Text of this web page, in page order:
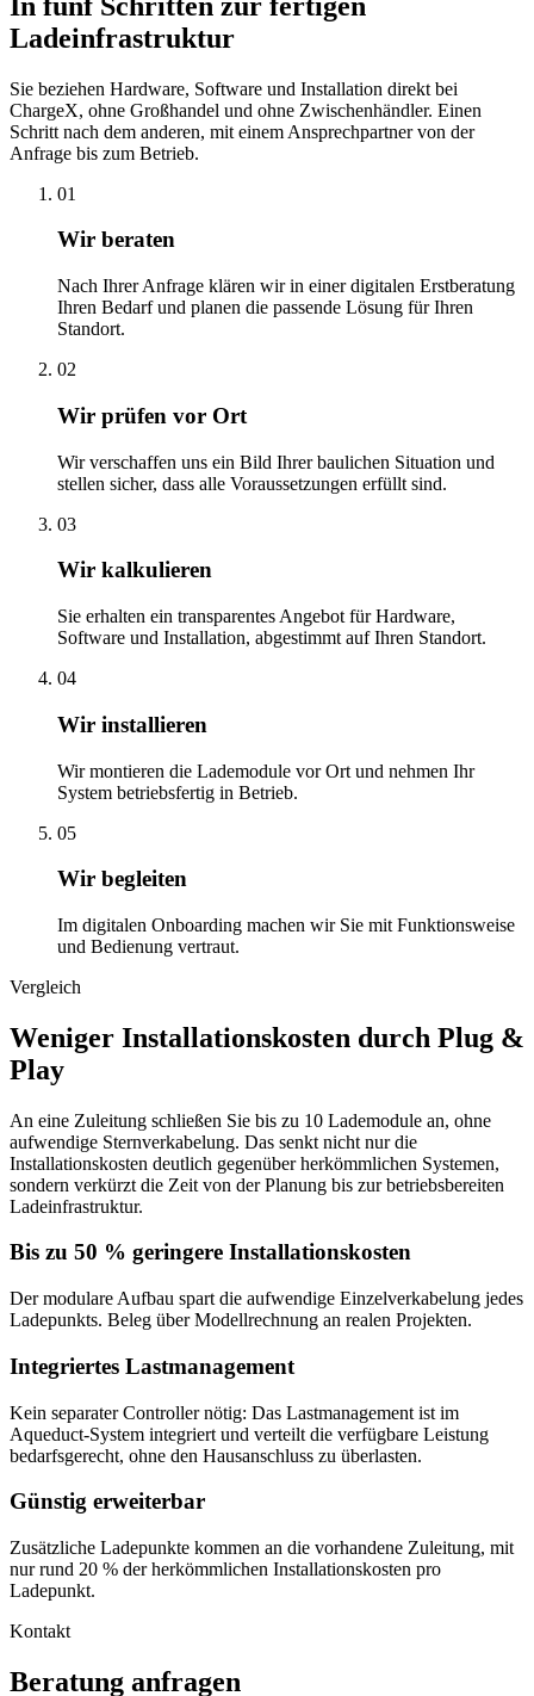
Ladeinfrastruktur
Sie beziehen Hardware, Software und Installation direkt bei
ChargeX, ohne Großhandel und ohne Zwischenhändler. Einen
Schritt nach dem anderen, mit einem Ansprechpartner von der
Anfrage bis zum Betrieb.
01
Wir beraten
Nach Ihrer Anfrage klären wir in einer digitalen Erstberatung
Ihren Bedarf und planen die passende Lösung für Ihren
Standort.
02
Wir prüfen vor Ort
Wir verschaffen uns ein Bild Ihrer baulichen Situation und
stellen sicher, dass alle Voraussetzungen erfüllt sind.
03
Wir kalkulieren
Sie erhalten ein transparentes Angebot für Hardware,
Software und Installation, abgestimmt auf Ihren Standort.
04
Wir installieren
Wir montieren die Lademodule vor Ort und nehmen Ihr
System betriebsfertig in Betrieb.
05
Wir begleiten
Im digitalen Onboarding machen wir Sie mit Funktionsweise
und Bedienung vertraut.
Vergleich
Weniger Installationskosten durch Plug &
Play
An eine Zuleitung schließen Sie bis zu 10 Lademodule an, ohne
aufwendige Sternverkabelung. Das senkt nicht nur die
Installationskosten deutlich gegenüber herkömmlichen Systemen,
sondern verkürzt die Zeit von der Planung bis zur betriebsbereiten
Ladeinfrastruktur.
Bis zu 50 % geringere Installationskosten
Der modulare Aufbau spart die aufwendige Einzelverkabelung jedes
Ladepunkts. Beleg über Modellrechnung an realen Projekten.
Integriertes Lastmanagement
Kein separater Controller nötig: Das Lastmanagement ist im
Aqueduct-System integriert und verteilt die verfügbare Leistung
bedarfsgerecht, ohne den Hausanschluss zu überlasten.
Günstig erweiterbar
Zusätzliche Ladepunkte kommen an die vorhandene Zuleitung, mit
nur rund 20 % der herkömmlichen Installationskosten pro
Ladepunkt.
Kontakt
Beratung anfragen